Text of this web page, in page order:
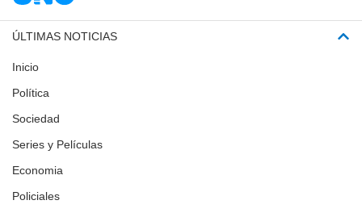
ÚLTIMAS NOTICIAS
Inicio
Política
Sociedad
Series y Películas
Economia
Policiales